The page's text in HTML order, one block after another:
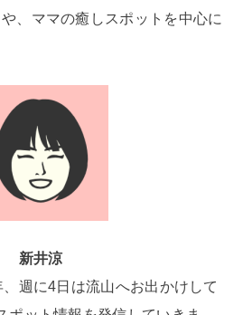
、ママの癒しスポットを中心に
新井涼
週に4日は流山へお出かけして